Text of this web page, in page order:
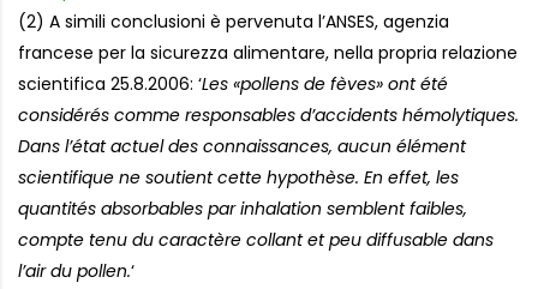
(2) A simili conclusioni è pervenuta l’ANSES, agenzia
francese per la sicurezza alimentare, nella propria relazione
scientifica 25.8.2006: ‘Les «pollens de fèves» ont été
considérés comme responsables d’accidents hémolytiques.
Dans l’état actuel des connaissances, aucun élément
scientifique ne soutient cette hypothèse. En effet, les
quantités absorbables par inhalation semblent faibles,
compte tenu du caractère collant et peu diffusable dans
l’air du pollen.‘